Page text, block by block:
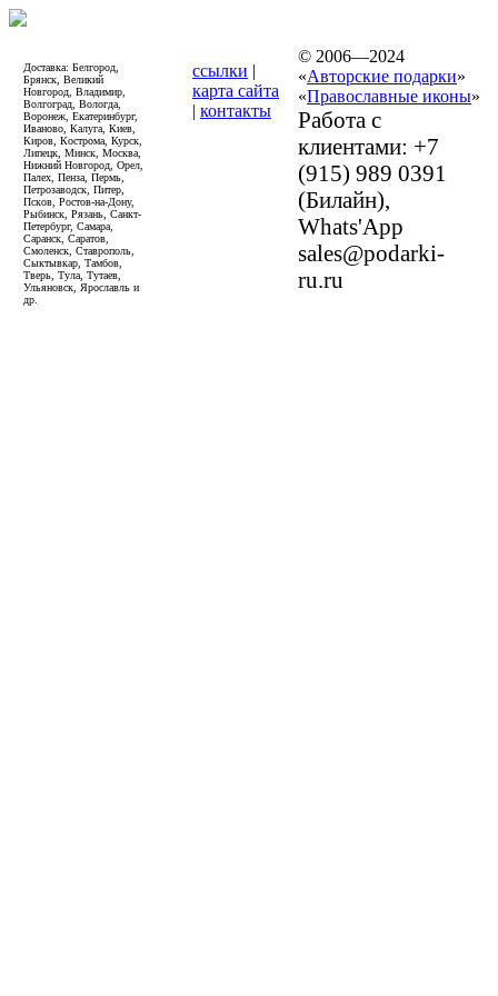
Доставка: Белгород,
Брянск, Великий
Новгород, Владимир,
Волгоград, Вологда,
Воронеж, Екатеринбург,
Иваново, Калуга, Киев,
Киров, Кострома, Курск,
Липецк, Минск, Москва,
Нижний Новгород, Орел,
Палех, Пенза, Пермь,
Петрозаводск, Питер,
Псков, Ростов-на-Дону,
Рыбинск, Рязань, Санкт-
Петербург, Самара,
Саранск, Саратов,
Смоленск, Ставрополь,
Сыктывкар, Тамбов,
Тверь, Тула, Тутаев,
Ульяновск, Ярославль и
др.
ссылки |
карта сайта
| контакты
© 2006—2024
«Авторские подарки»
«Православные иконы»
Работа с
клиентами: +7
(915) 989 0391
(Билайн),
Whats'App
sales@podarki-
ru.ru